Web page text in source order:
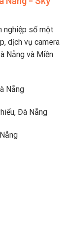
nghiệp số một
dịch vụ camera
Nẵng và Miền
Nẵng
Đà Nẵng